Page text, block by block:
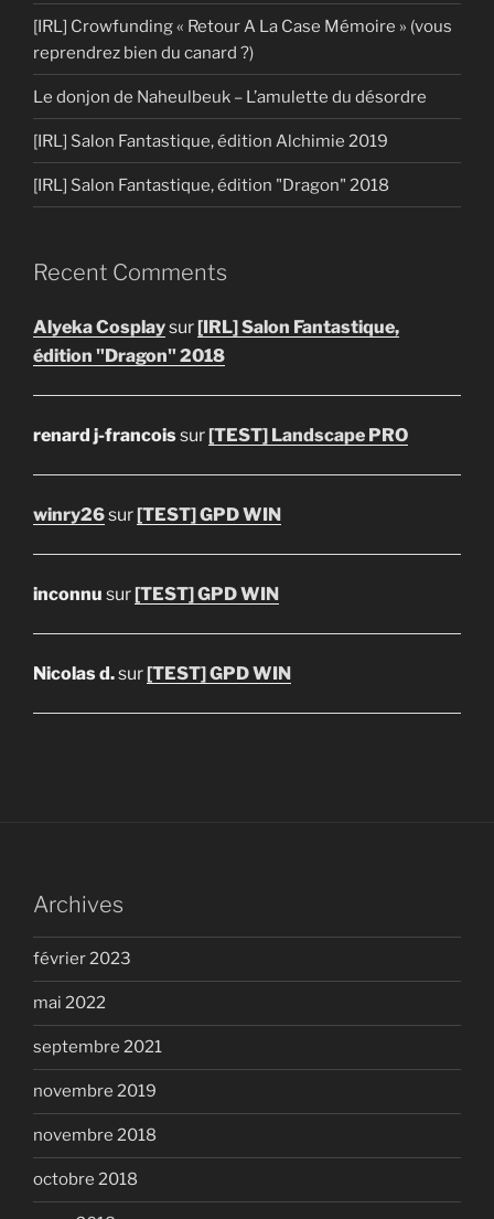
[IRL] Crowfunding « Retour A La Case Mémoire » (vous
reprendrez bien du canard ?)
Le donjon de Naheulbeuk – L’amulette du désordre
[IRL] Salon Fantastique, édition Alchimie 2019
[IRL] Salon Fantastique, édition "Dragon" 2018
Recent Comments
Alyeka Cosplaysur[IRL] Salon Fantastique,
édition "Dragon" 2018
renard j-francoissur[TEST] Landscape PRO
winry26sur[TEST] GPD WIN
inconnu sur[TEST] GPD WIN
Nicolas d.sur[TEST] GPD WIN
Archives
février 2023
mai 2022
septembre 2021
novembre 2019
novembre 2018
octobre 2018